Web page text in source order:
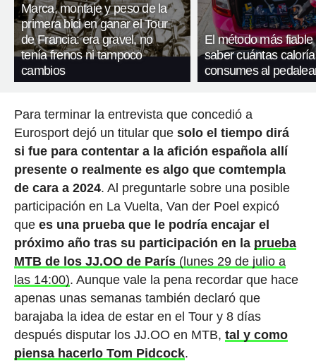
Marca, montaje y peso de la
primera bici en ganar el Tour
de Francia: era gravel, no
tenía frenos ni tampoco
cambios
El método más fiable
saber cuántas
consumes al
Para terminar la entrevista que concedió a
Eurosport dejó un titular que solo el tiempo dirá
si fue para contentar a la afición española allí
presente o realmente es algo que comtempla
de cara a 2024. Al preguntarle sobre una posible
participación en La Vuelta, Van der Poel expicó
que es una prueba que le podría encajar el
próximo año tras su participación en la prueba
MTB de los JJ.OO de París(lunes 29 de julio a
las 14:00). Aunque vale la pena recordar que hace
apenas unas semanas también declaró que
barajaba la idea de estar en el Tour y 8 días
después disputar los JJ.OO en MTB, tal y como
piensa hacerlo Tom Pidcock.